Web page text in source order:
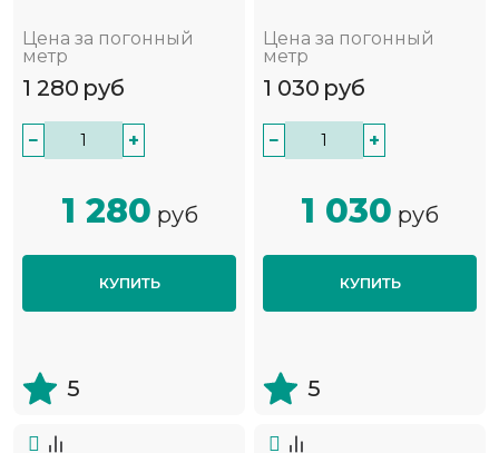
Цена за погонный
метр
1 280 руб
− +
1 280 руб
КУПИТЬ
5
Цена за погонный
метр
1 030 руб
− +
1 030 руб
КУПИТЬ
5